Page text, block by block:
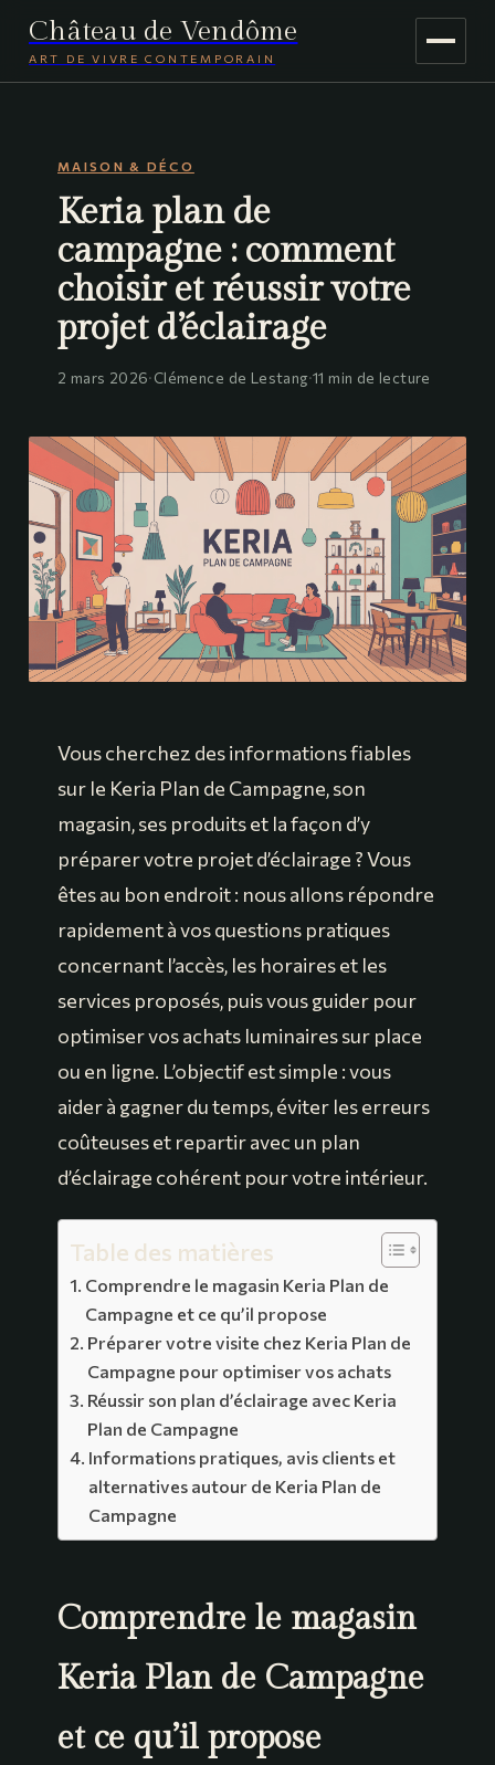
Château de Vendôme
ART DE VIVRE CONTEMPORAIN
JARDINAGE
VOYAGE
MAISON & DÉCO
Keria plan de
campagne : comment
choisir et réussir votre
projet d’éclairage
2 mars 2026·Clémence de Lestang·11 min de lecture
Vous cherchez des informations fiables
sur le Keria Plan de Campagne, son
magasin, ses produits et la façon d’y
préparer votre projet d’éclairage ? Vous
êtes au bon endroit : nous allons répondre
rapidement à vos questions pratiques
concernant l’accès, les horaires et les
services proposés, puis vous guider pour
optimiser vos achats luminaires sur place
ou en ligne. L’objectif est simple : vous
aider à gagner du temps, éviter les erreurs
coûteuses et repartir avec un plan
d’éclairage cohérent pour votre intérieur.
Table des matières
Comprendre le magasin Keria Plan de
Campagne et ce qu’il propose
Préparer votre visite chez Keria Plan de
Campagne pour optimiser vos achats
Réussir son plan d’éclairage avec Keria
Plan de Campagne
Informations pratiques, avis clients et
alternatives autour de Keria Plan de
Campagne
Comprendre le magasin
Keria Plan de Campagne
et ce qu’il propose